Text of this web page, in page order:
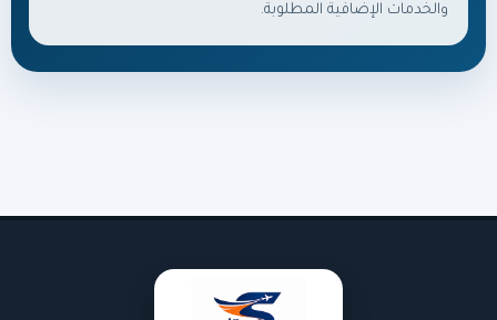
والخدمات الإضافية المطلوبة.